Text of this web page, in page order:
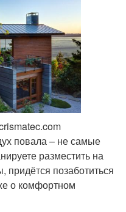
повала – не самые
разместить на
позаботиться
о комфортном